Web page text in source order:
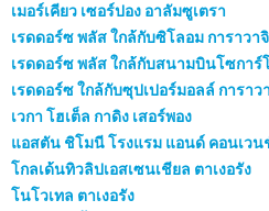
เมอร์เคียว เซอร์ปอง อาลัมซูเตรา
เรดดอร์ซ พลัส ใกล้กับซิโลอม การาวาจิ
เรดดอร์ซ พลัส ใกล้กับสนามบินโซการ์
เรดดอร์ซ ใกล้กับซุปเปอร์มอลล์ การาว
เวกา โฮเต็ล กาดิง เสอร์พอง
แอสตัน ชิโมนี โรงแรม แอนด์ คอนเวน
โกลเด้นทิวลิปเอสเซนเชียล ตาเงอรัง
โนโวเทล ตาเงอรัง